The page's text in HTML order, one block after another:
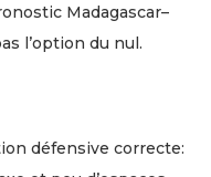
Madagascar–
l’option du nul.
défensive correcte: